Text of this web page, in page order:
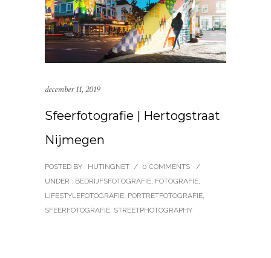
december 11, 2019
Sfeerfotografie | Hertogstraat
Nijmegen
POSTED BY : HUTINGNET / 0 COMMENTS
/
UNDER : BEDRIJFSFOTOGRAFIE, FOTOGRAFIE,
LIFESTYLEFOTOGRAFIE, PORTRETFOTOGRAFIE,
SFEERFOTOGRAFIE, STREETPHOTOGRAPHY